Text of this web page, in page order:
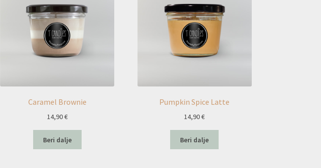
Caramel Brownie
14,90€
Beri dalje
Pumpkin Spice Latte
14,90€
Beri dalje